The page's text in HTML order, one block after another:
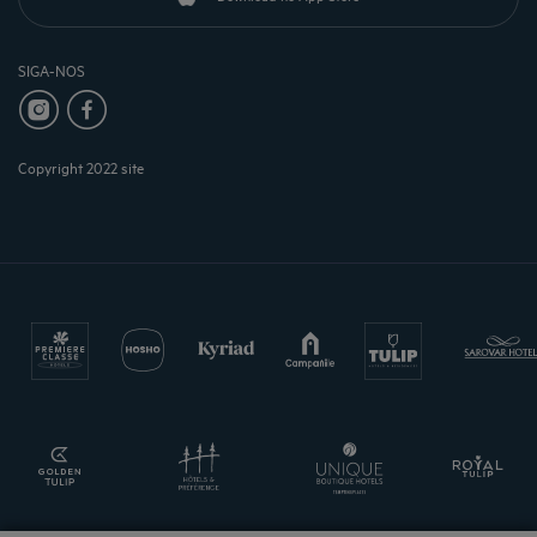
SIGA-NOS
Copyright 2022 site